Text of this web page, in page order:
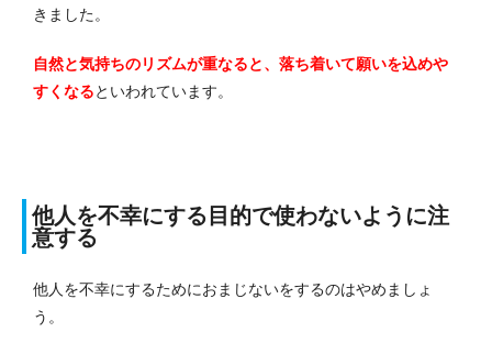
きました。
自然と気持ちのリズムが重なると、落ち着いて願いを込めや
すくなるといわれています。
他人を不幸にする目的で使わないように注
意する
他人を不幸にするためにおまじないをするのはやめましょ
う。